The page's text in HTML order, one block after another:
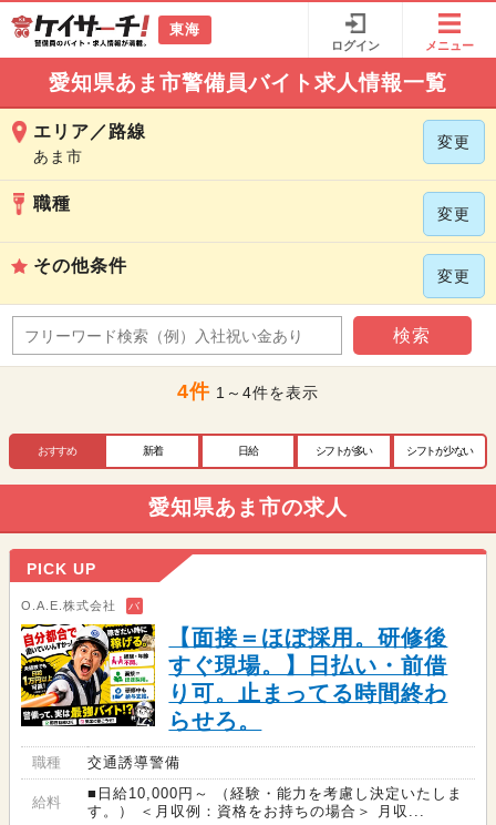
東海
ログイン メニュー
愛知県あま市警備員バイト求人情報一覧
エリア／路線
あま市
変更
職種
変更
その他条件
変更
検索
4件 1～4件を表示
おすすめ 新着 日給 シフトが多い シフトが少ない
愛知県あま市の求人
PICK UP
O.A.E.株式会社 バ
【面接＝ほぼ採用。研修後
すぐ現場。】日払い・前借
り可。止まってる時間終わ
らせろ。
職種 交通誘導警備
給料
■日給10,000円～ （経験・能力を考慮し決定いたしま
す。） ＜月収例：資格をお持ちの場合＞ 月収...